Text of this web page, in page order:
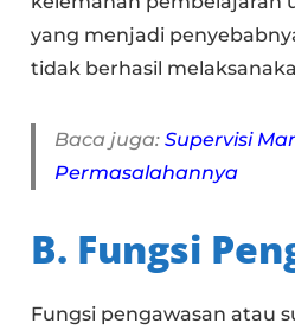
yang menjadi
tidak berhasil
Baca juga:Supervisi
Permasalahannya
B. Fungsi
Fungsi pengawasan atau